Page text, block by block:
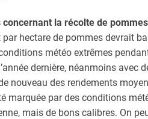
la récolte de pommes
par hectare de pommes devrait
météo extrêmes
dernière, néanmoins avec
nouveau des rendements
marquée par des conditions
mais de bons calibres. On